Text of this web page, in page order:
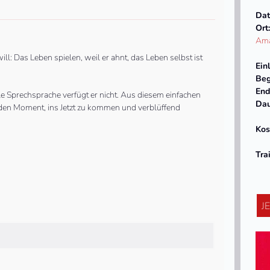
Das Leben spielen, weil er ahnt, das Leben selbst ist
verfügt er nicht. Aus diesem einfachen
Moment, ins Jetzt zu kommen und verblüffend
Ort: